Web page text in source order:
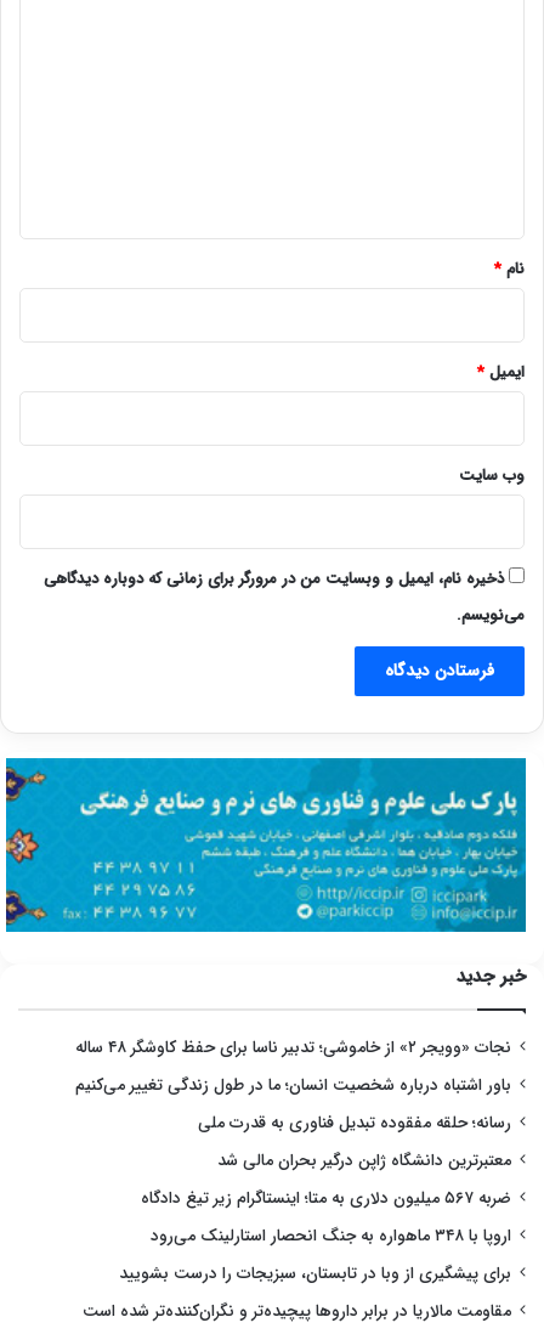
نام*
ایمیل*
وب‌ سایت
ذخیره نام، ایمیل و وبسایت من در مرورگر برای زمانی که دوباره دیدگاهی
می‌نویسم.
خبر جدید
نجات «وویجر ۲» از خاموشی؛ تدبیر ناسا برای حفظ کاوشگر ۴۸ ساله
باور اشتباه درباره شخصیت انسان؛ ما در طول زندگی تغییر می‌کنیم
رسانه؛ حلقه مفقوده تبدیل فناوری به قدرت ملی
معتبرترین دانشگاه ژاپن درگیر بحران مالی شد
ضربه ۵۶۷ میلیون دلاری به متا؛ اینستاگرام زیر تیغ دادگاه
اروپا با ۳۴۸ ماهواره به جنگ انحصار استارلینک می‌رود
برای پیشگیری از وبا در تابستان، سبزیجات را درست بشویید
مقاومت مالاریا در برابر داروها پیچیده‌تر و نگران‌کننده‌تر شده است